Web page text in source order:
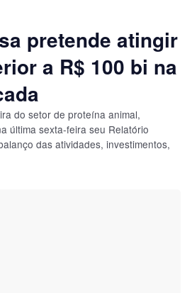
pretende atingir
a R$ 100 bi na
do setor de proteína animal,
última sexta-feira seu Relatório
das atividades, investimentos,